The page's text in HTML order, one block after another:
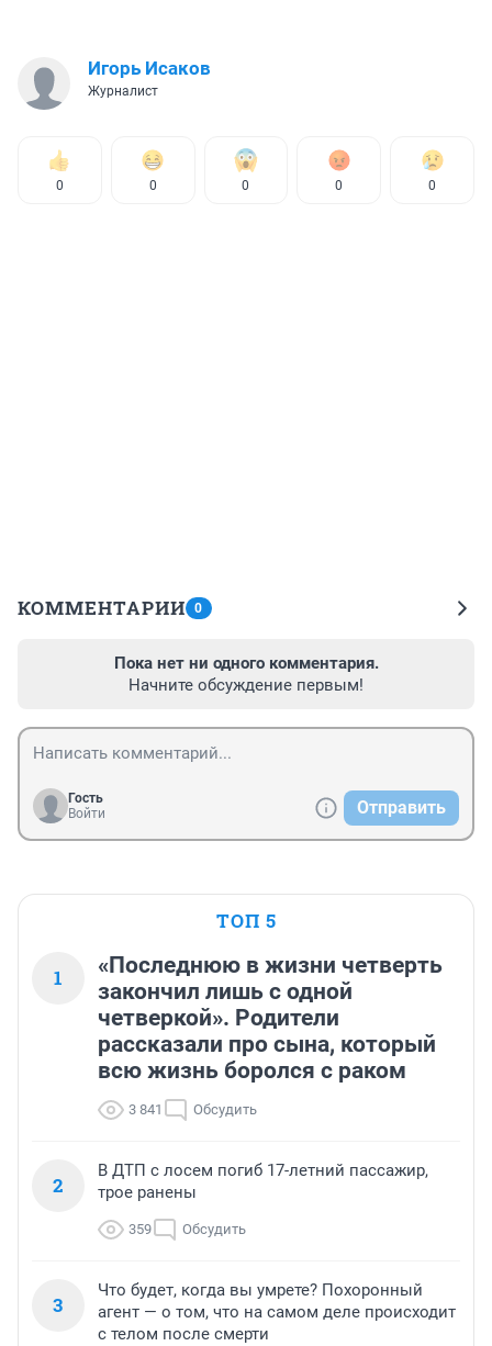
Игорь Исаков
Журналист
0 0 0 0 0
КОММЕНТАРИИ 0
Пока нет ни одного комментария.
Начните обсуждение первым!
Гость
Войти
Отправить
ТОП 5
1
«Последнюю в жизни четверть
закончил лишь с одной
четверкой». Родители
рассказали про сына, который
всю жизнь боролся с раком
3 841 Обсудить
2
В ДТП с лосем погиб 17-летний пассажир,
трое ранены
359 Обсудить
3
Что будет, когда вы умрете? Похоронный
агент — о том, что на самом деле происходит
с телом после смерти